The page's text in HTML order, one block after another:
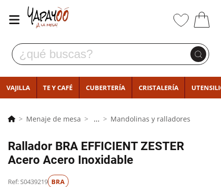
VAJILLA TE Y CAFÉ CUBERTERÍA CRISTALERÍA
Menaje de mesa ... Mandolinas y ralladores
Rallador BRA EFFICIENT ZESTER
Acero Acero Inoxidable
Ref: S0439219 BRA